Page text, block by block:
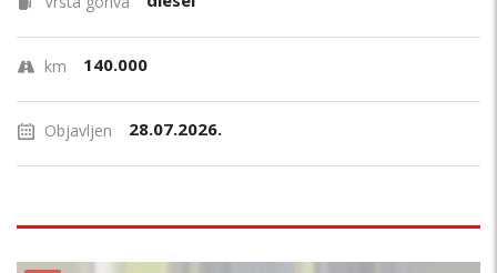
km 140.000
Objavljen 28.07.2026.